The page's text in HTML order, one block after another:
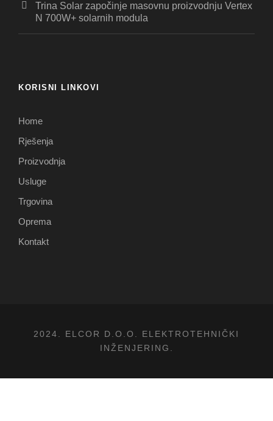
Trina Solar započinje masovnu proizvodnju Vertex
N 700W+ solarnih modula
KORISNI LINKOVI
Home
Rješenja
Proizvodnja
Usluge
Trgovina
Oprema
Kontakt
2024. ELCOR D.O.O. ELEKTROTEHNIČKI
INŽENJERING.